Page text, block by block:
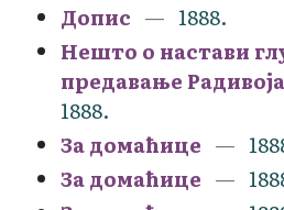
Допис
1888.
Нешто о настави
предавање
1888.
За домаћице
За домаћице